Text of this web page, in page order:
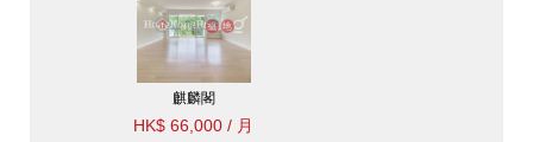
麒麟閣
HK$ 66,000 / 月